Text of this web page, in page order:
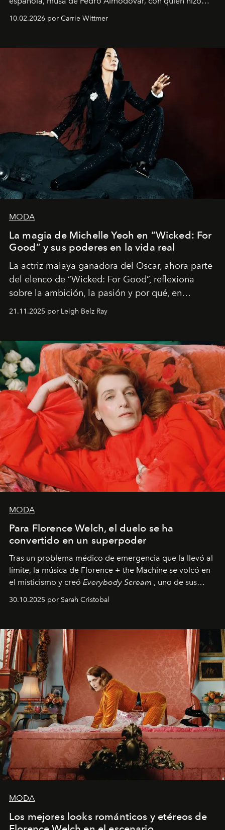
Barcelona", ha dividido su tiempo entre Europa y
dirigida por Maggie Gyllenhaal.
10.02.2026 por Carrie Wittmer
MODA
La magia de Michelle Yeoh en “Wicked: For
Good” y sus poderes en la vida real
La actriz malaya ganadora del Oscar, ahora parte
del elenco de “Wicked: For Good”, reflexiona
sobre la ambición, la pasión y por qué, en
ocasiones, la introspección puede esperar. “Es
importa si no lo entienden’”, confiesa.
21.11.2025 por Leigh Belz Ray
MODA
Para Florence Welch, el duelo se ha
convertido en un superpoder
Tras un problema médico de emergencia que la llevó al
límite, la música de Florence + the Machine se volcó en
el misticismo y creó Everybody Scream , uno de sus
30.10.2025 por Sarah Cristobal
MODA
Los mejores looks románticos y etéreos de